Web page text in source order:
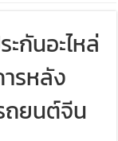
กันอะไหล่
รหลัง
ถยนต์จีน